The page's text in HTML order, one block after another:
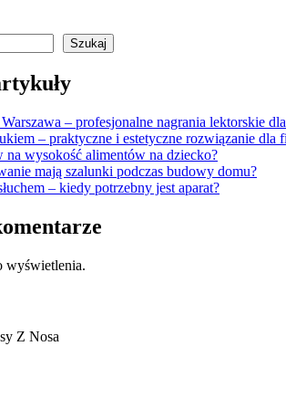
Szukaj
– profesjonalne nagrania lektorskie
– praktyczne i estetyczne rozwiązanie dla
na wysokość alimentów na dziecko?
mają szalunki podczas budowy domu?
– kiedy potrzebny jest aparat?
wyświetlenia.